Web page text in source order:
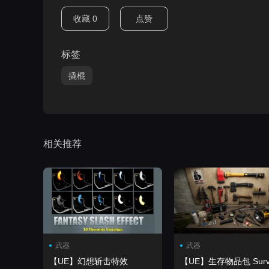
收藏 0 点赞
标签
撬棍
相关推荐
武器
【UE】幻想斩击特效
武器
【UE】生存物品包 Survival